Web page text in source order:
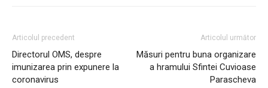
Articolul precedent
Directorul OMS, despre
imunizarea prin expunere la
coronavirus
Articolul următor
Măsuri pentru buna organizare
a hramului Sfintei Cuvioase
Parascheva